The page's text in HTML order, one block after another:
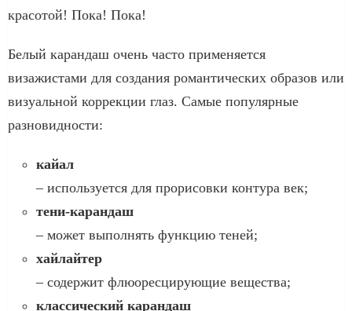
красотой! Пока! Пока!
Белый карандаш очень часто применяется
визажистами для создания романтических образов или
визуальной коррекции глаз. Самые популярные
разновидности:
кайал
– используется для прорисовки контура век;
тени-карандаш
– может выполнять функцию теней;
хайлайтер
– содержит флюоресцирующие вещества;
классический карандаш